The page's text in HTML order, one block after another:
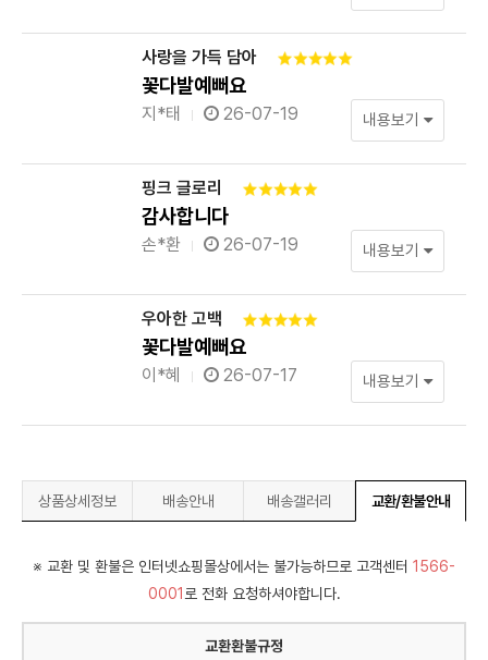
사랑을 가득 담아
꽃다발예뻐요
지*태 26-07-19 내용보기
핑크 글로리
감사합니다
손*환 26-07-19 내용보기
우아한 고백
꽃다발예뻐요
이*혜 26-07-17 내용보기
상품상세정보 배송안내 배송갤러리 교환/환불안내
※ 교환 및 환불은 인터넷쇼핑몰상에서는 불가능하므로 고객센터 1566-
0001 로 전화 요청하셔야합니다.
교환환불규정